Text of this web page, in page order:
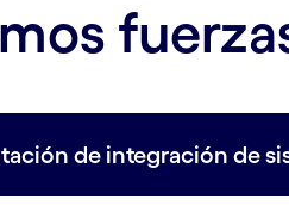
de integración de